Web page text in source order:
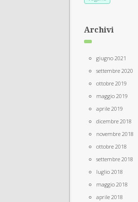
Archivi
giugno 2021
settembre 2020
ottobre 2019
maggio 2019
aprile 2019
dicembre 2018
novembre 2018
ottobre 2018
settembre 2018
luglio 2018
maggio 2018
aprile 2018